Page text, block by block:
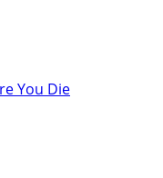
You Die